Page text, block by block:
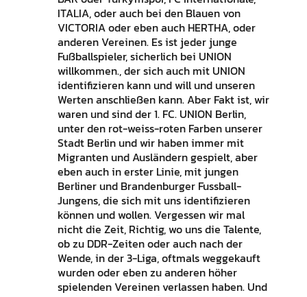
ITALIA, oder auch bei den Blauen von
VICTORIA oder eben auch HERTHA, oder
anderen Vereinen. Es ist jeder junge
Fußballspieler, sicherlich bei UNION
willkommen., der sich auch mit UNION
identifizieren kann und will und unseren
Werten anschließen kann. Aber Fakt ist, wir
waren und sind der 1. FC. UNION Berlin,
unter den rot-weiss-roten Farben unserer
Stadt Berlin und wir haben immer mit
Migranten und Ausländern gespielt, aber
eben auch in erster Linie, mit jungen
Berliner und Brandenburger Fussball-
Jungens, die sich mit uns identifizieren
können und wollen. Vergessen wir mal
nicht die Zeit, Richtig, wo uns die Talente,
ob zu DDR-Zeiten oder auch nach der
Wende, in der 3-Liga, oftmals weggekauft
wurden oder eben zu anderen höher
spielenden Vereinen verlassen haben. Und